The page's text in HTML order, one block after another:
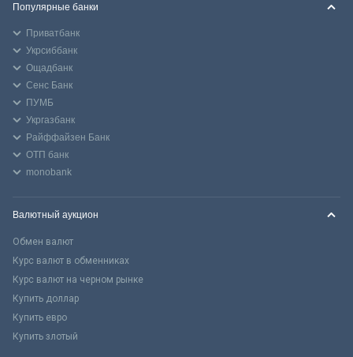
Популярные банки
Приватбанк
Укрсиббанк
Ощадбанк
Сенс Банк
ПУМБ
Укргазбанк
Райффайзен Банк
ОТП банк
monobank
Валютный аукцион
Обмен валют
Курс валют в обменниках
Курс валют на черном рынке
Купить доллар
Купить евро
Купить злотый